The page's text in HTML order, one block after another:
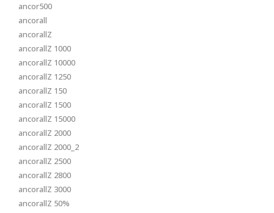
ancor500
ancorall
ancorallZ
ancorallZ 1000
ancorallZ 10000
ancorallZ 1250
ancorallZ 150
ancorallZ 1500
ancorallZ 15000
ancorallZ 2000
ancorallZ 2000_2
ancorallZ 2500
ancorallZ 2800
ancorallZ 3000
ancorallZ 50%